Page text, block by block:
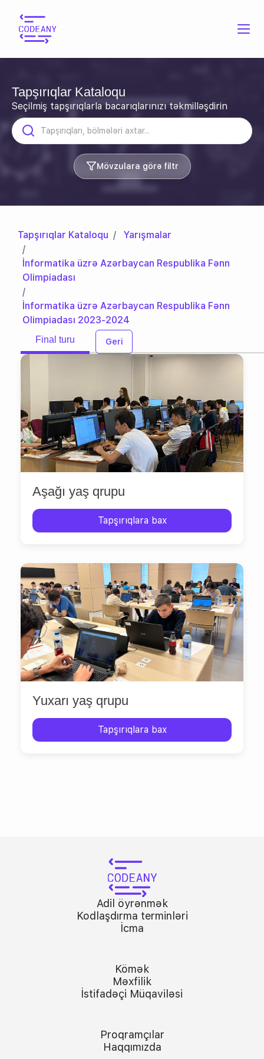
Tapşırıqlar Kataloqu
Seçilmiş tapşırıqlarla bacarıqlarınızı təkmilləşdirin
Mövzulara görə filtr
Tapşırıqlar Kataloqu Yarışmalar
İnformatika üzrə Azərbaycan Respublika Fənn
Olimpiadası
İnformatika üzrə Azərbaycan Respublika Fənn
Olimpiadası 2023-2024
Final turu Geri
Aşağı yaş qrupu
Tapşırıqlara bax
Yuxarı yaş qrupu
Tapşırıqlara bax
Adil öyrənmək
Kodlaşdırma terminləri
İcma
Kömək
Məxfilik
İstifadəçi Müqaviləsi
Proqramçılar
Haqqımızda